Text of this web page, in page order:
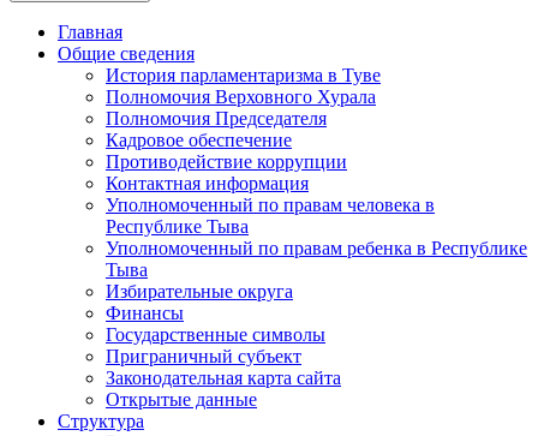
Главная
Общие сведения
История парламентаризма в Туве
Полномочия Верховного Хурала
Полномочия Председателя
Кадровое обеспечение
Противодействие коррупции
Контактная информация
Уполномоченный по правам человека в
Республике Тыва
Уполномоченный по правам ребенка в Республике
Тыва
Избирательные округа
Финансы
Государственные символы
Приграничный субъект
Законодательная карта сайта
Открытые данные
Структура